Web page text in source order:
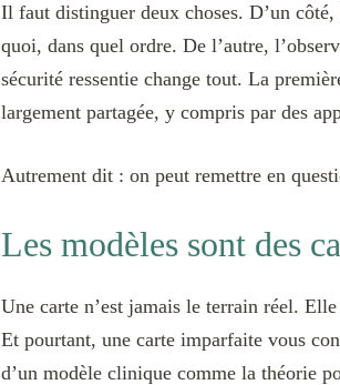
Il faut distinguer deux choses. D’un
quoi, dans quel ordre. De l’autre,
sécurité ressentie change tout. La
largement partagée, y compris par des
Autrement dit : on peut remettre en
Les modèles sont des
Une carte n’est jamais le terrain réel.
Et pourtant, une carte imparfaite vous
d’un modèle clinique comme la théorie